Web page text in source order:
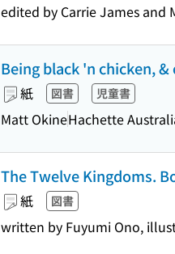
edited by Carrie James and
Being black 'n chicken,
紙 図書 児童書
Matt OkineHachette
The Twelve Kingdoms.
紙 図書
written by Fuyumi Ono,